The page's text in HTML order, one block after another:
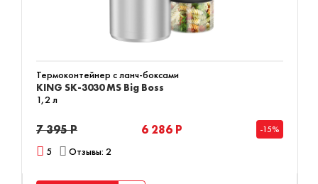
Термоконтейнер с ланч-боксами
KING SK-3030 MS Big Boss
1,2 л
7 395 Р 6 286 Р -15%
5 Отзывы: 2